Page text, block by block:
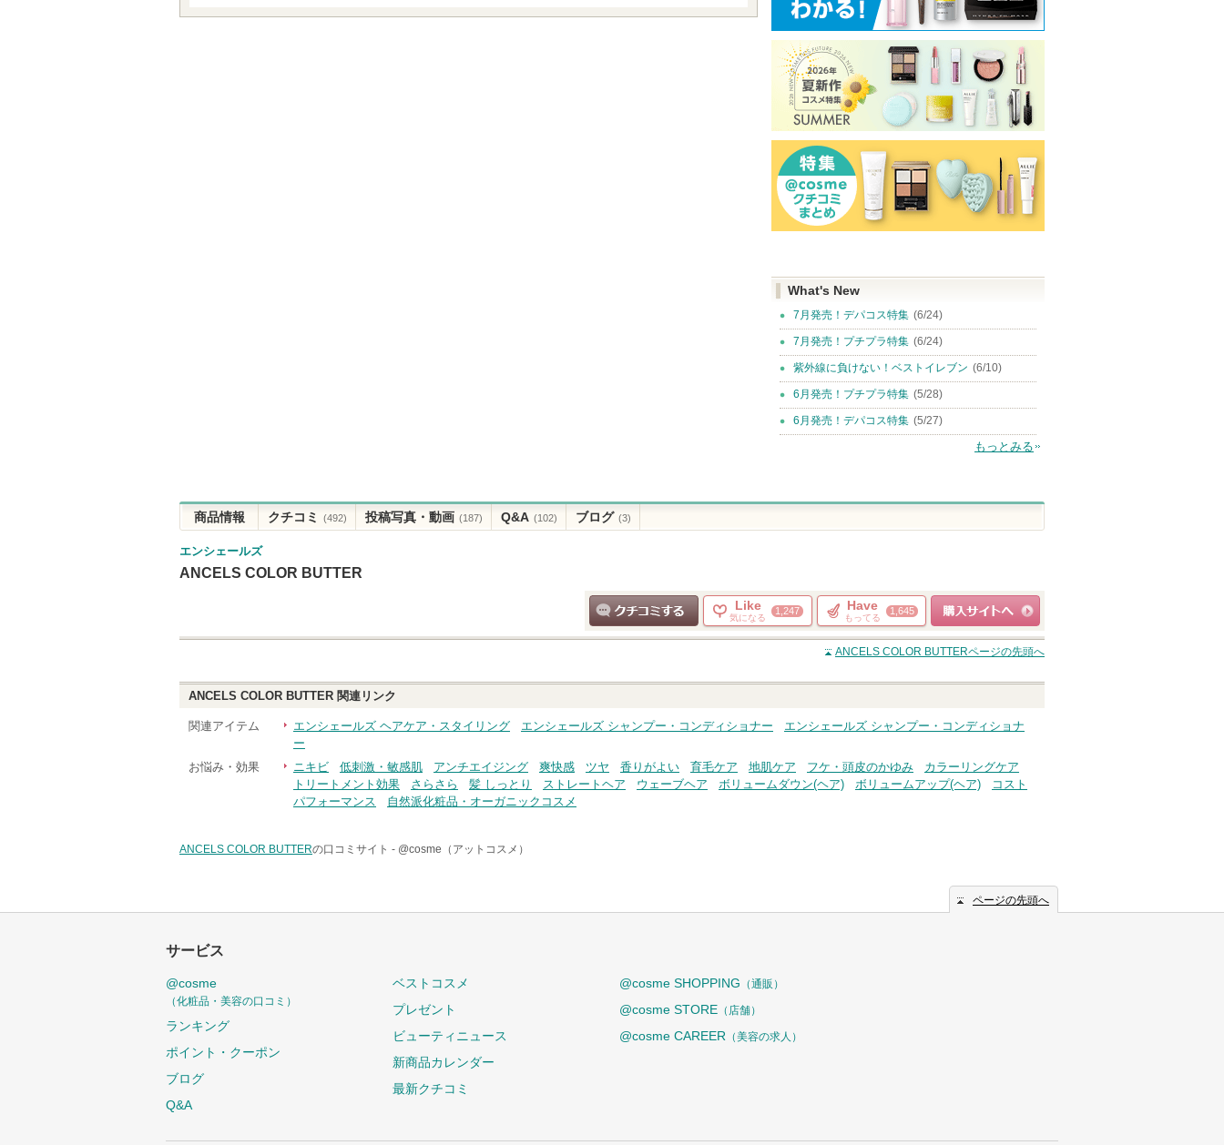
What's New
7月発売！デパコス特集 (6/24)
7月発売！プチプラ特集 (6/24)
紫外線に負けない！ベストイレブン (6/10)
6月発売！プチプラ特集 (5/28)
6月発売！デパコス特集 (5/27)
もっとみる
商品情報 クチコミ (492) 投稿写真・動画 (187) Q&A (102) ブログ (3)
エンシェールズ
ANCELS COLOR BUTTER
クチコミする
Like
気になる
1,247 Have
もってる
1,645
ショッピングサイト
へ
ANCELS COLOR BUTTERページの先頭へ
ANCELS COLOR BUTTER 関連リンク
関連アイテム エンシェールズ ヘアケア・スタイリング エンシェールズ シャンプー・コンディショナー
エンシェールズ シャンプー・コンディショナ
ー
お悩み・効果
ニキビ 低刺激・敏感肌 アンチエイジング 爽快感 ツヤ 香りがよい 育毛ケア 地肌ケア フケ・頭皮のかゆみ
カラーリングケア
トリートメント効果
さらさら 髪 しっとり ストレートヘア ウェーブヘア ボリュームダウン(ヘア) ボリュームアップ(ヘア)
コスト
パフォーマンス
自然派化粧品・オーガニックコスメ
ANCELS COLOR BUTTERの口コミサイト - @cosme（アットコスメ）
ページの先頭へ
サービス
@cosme
（化粧品・美容の口コミ）
ランキング
ポイント・クーポン
ブログ
Q&A
ベストコスメ
プレゼント
ビューティニュース
新商品カレンダー
最新クチコミ
@cosme SHOPPING （通販）
@cosme STORE （店舗）
@cosme CAREER （美容の求人）